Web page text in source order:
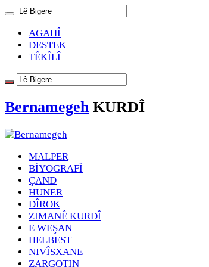
AGAHÎ
DESTEK
TÊKÎLÎ
Bernamegeh KURDÎ
MALPER
BİYOGRAFÎ
ÇAND
HUNER
DÎROK
ZIMANÊ KURDÎ
E WEŞAN
HELBEST
NIVÎSXANE
ZARGOTIN